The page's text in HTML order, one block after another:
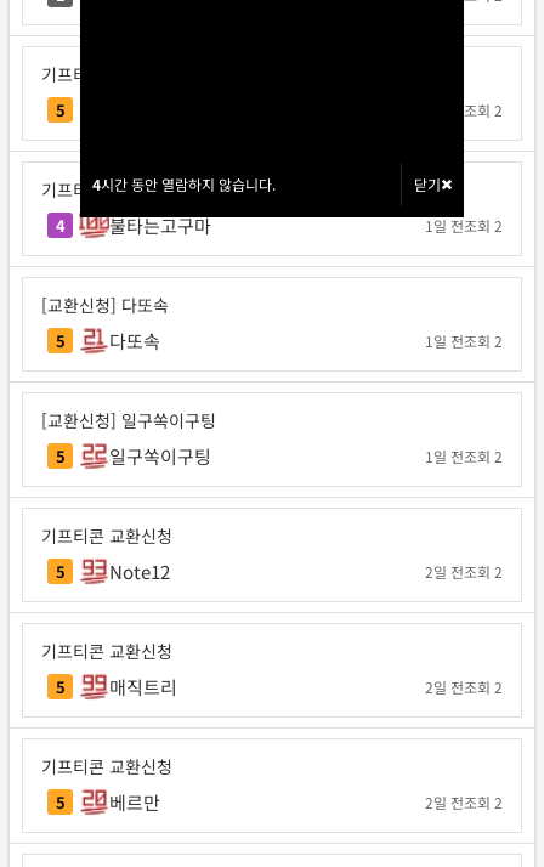
4시간 동안 열람하지 않습니다. 닫기
4시간 동안 열람하지 않습니다. 닫기
기프티콘 교환신청
5 조회 2
기프티콘 교환신청
4 불타는고구마 1일 전조회 2
[교환신청] 다또속
5 다또속 1일 전조회 2
[교환신청] 일구쏙이구팅
5 일구쏙이구팅 1일 전조회 2
기프티콘 교환신청
5 Note12 2일 전조회 2
기프티콘 교환신청
5 매직트리 2일 전조회 2
기프티콘 교환신청
5 베르만 2일 전조회 2